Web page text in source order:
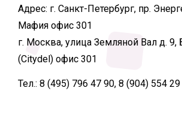
Адрес: г. Санкт-Петербург, пр.
Мафия офис 301
г. Москва, улица Земляной Вал д.
(Citydel) офис 301
Тел.: 8 (495) 796 47 90, 8 (904) 554 29